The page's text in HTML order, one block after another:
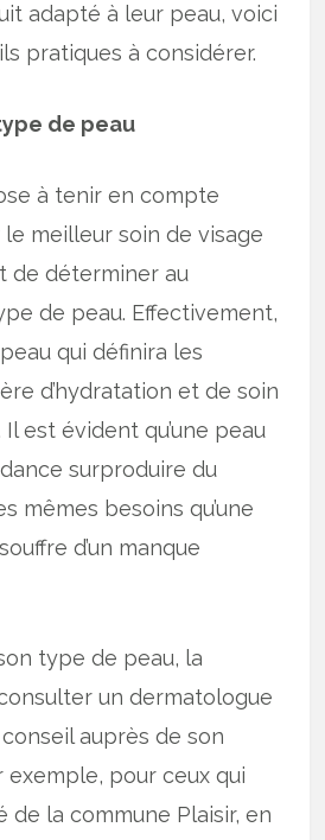
adapté à leur peau, voici
pratiques à considérer.
de peau
à tenir en compte
meilleur soin de visage
de déterminer au
de peau. Effectivement,
qui définira les
d’hydratation et de soin
Il est évident qu’une peau
surproduire du
mêmes besoins qu’une
d’un manque
type de peau, la
un dermatologue
auprès de son
exemple, pour ceux qui
de la commune Plaisir, en